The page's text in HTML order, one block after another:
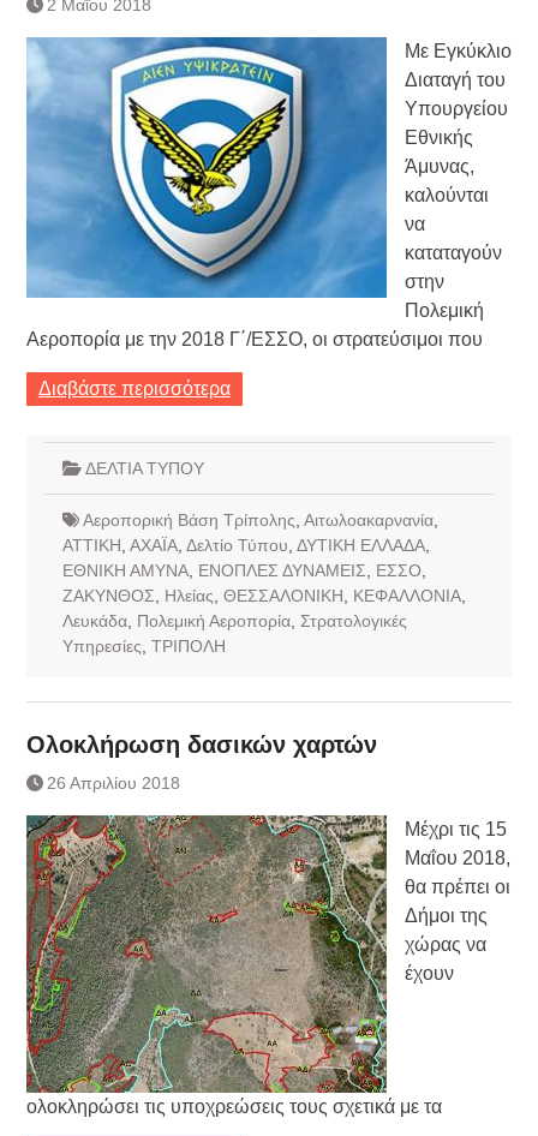
2 Μαΐου 2018
Με Εγκύκλιο
Διαταγή του
Υπουργείου
Εθνικής
Άμυνας,
καλούνται
να
καταταγούν
στην
Πολεμική
Αεροπορία με την 2018 Γ΄/ΕΣΣΟ, οι στρατεύσιμοι που
Διαβάστε περισσότερα
ΔΕΛΤΙΑ ΤΥΠΟΥ
Αεροπορική Βάση Τρίπολης Αιτωλοακαρνανία,
ΑΤΤΙΚΗ ΑΧΑΪΑ, Δελτίο Τύπου ΔΥΤΙΚΗ ΕΛΛΑΔΑ,
ΕΘΝΙΚΗ ΑΜΥΝΑ, ΕΝΟΠΛΕΣ ΔΥΝΑΜΕΙΣ ΕΣΣΟ
ΖΑΚΥΝΘΟΣ
Ηλείας ΘΕΣΣΑΛΟΝΙΚΗ ΚΕΦΑΛΛΟΝΙΑ,
Λευκάδα, Πολεμική Αεροπορία, Στρατολογικές
Υπηρεσίες ΤΡΙΠΟΛΗ
Ολοκλήρωση δασικών χαρτών
26 Απριλίου 2018
Μέχρι τις 15
Μαΐου 2018,
θα πρέπει οι
Δήμοι της
χώρας να
έχουν
ολοκληρώσει τις υποχρεώσεις τους σχετικά με τα